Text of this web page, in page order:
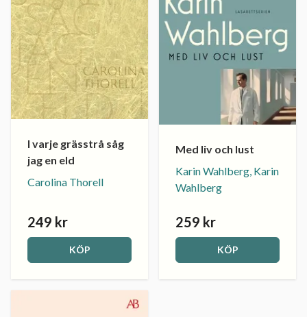
I varje grässtrå såg
jag en eld
Carolina Thorell
249 kr
KÖP
Med liv och lust
Karin Wahlberg, Karin
Wahlberg
259 kr
KÖP